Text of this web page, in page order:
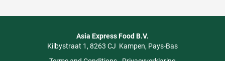
Asia Express Food B.V.
Kilbystraat 1 8263 CJ Kampen Pays-Bas